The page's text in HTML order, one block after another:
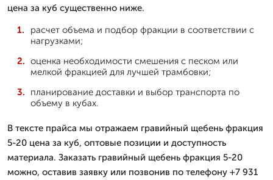
цена за куб существенно ниже.
расчет объема и подбор фракции в соответствии с
нагрузками;
оценка необходимости смешения с песком или
мелкой фракцией для лучшей трамбовки;
планирование доставки и выбор транспорта по
объему в кубах.
В тексте прайса мы отражаем гравийный щебень фракция
5-20 цена за куб, оптовые позиции и доступность
материала. Заказать гравийный щебень фракция 5-20
можно, оставив заявку или позвонив по телефону +7 931